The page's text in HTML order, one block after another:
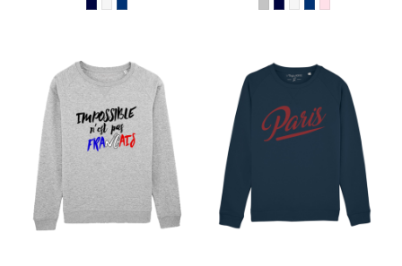
Bleu Marine
Blanc chiné
Bleu Marine Chiné
Gris Chiné
Bleu Marine
Blanc chiné
Bleu Marine Chiné
Rose Chiné